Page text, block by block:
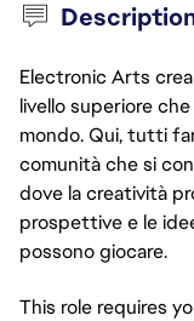
Electronic Arts
livello superiore
mondo. Qui, tutti
comunità che si
dove la creatività
prospettive e le
possono giocare.
This role requires